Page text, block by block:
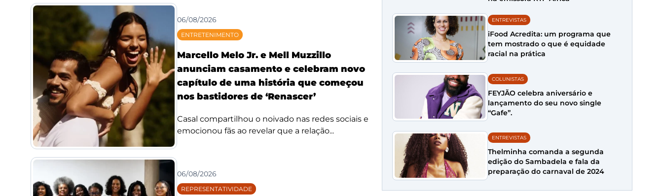
06/08/2026
ENTRETENIMENTO
Marcello Melo Jr. e Mell Muzzillo
anunciam casamento e celebram novo
capítulo de uma história que começou
nos bastidores de ‘Renascer’
Casal compartilhou o noivado nas redes sociais e
emocionou fãs ao revelar que a relação...
06/08/2026
REPRESENTATIVIDADE
ENTREVISTAS
iFood Acredita: um programa que
tem mostrado o que é equidade
racial na prática
COLUNISTAS
FEYJÃO celebra aniversário e
lançamento do seu novo single
“Gafe”.
ENTREVISTAS
Thelminha comanda a segunda
edição do Sambadela e fala da
preparação do carnaval de 2024